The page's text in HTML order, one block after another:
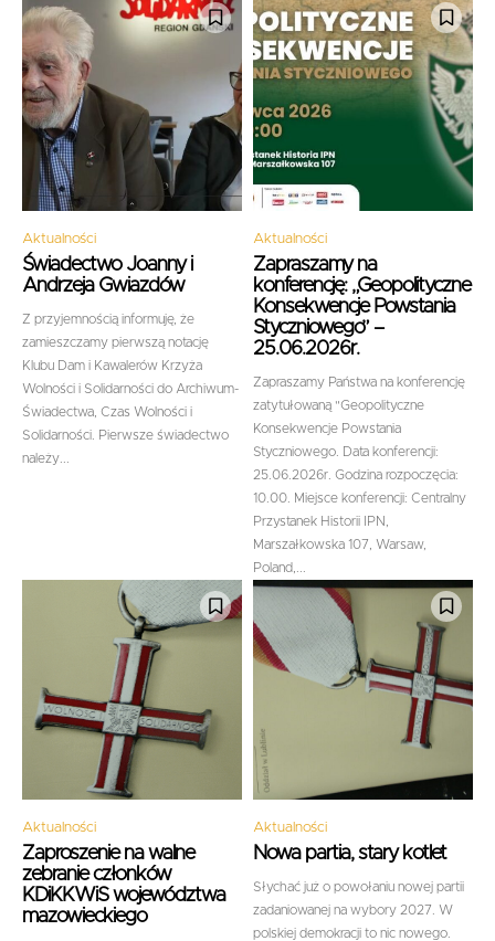
Aktualności
Świadectwo Joanny i
Andrzeja Gwiazdów
Z przyjemnością informuję, że
zamieszczamy pierwszą notację
Klubu Dam i Kawalerów Krzyża
Wolności i Solidarności do Archiwum-
Świadectwa, Czas Wolności i
Solidarności. Pierwsze świadectwo
należy...
Aktualności
Zapraszamy na
konferencję: „Geopolityczne
Konsekwencje Powstania
Styczniowego” –
25.06.2026r.
Zapraszamy Państwa na konferencję
zatytułowaną "Geopolityczne
Konsekwencje Powstania
Styczniowego. Data konferencji:
25.06.2026r. Godzina rozpoczęcia:
10.00. Miejsce konferencji: Centralny
Przystanek Historii IPN,
Marszałkowska 107, Warsaw,
Poland,...
Aktualności
Zaproszenie na walne
zebranie członków
KDiKKWiS województwa
mazowieckiego
Aktualności
Nowa partia, stary kotlet
Słychać już o powołaniu nowej partii
zadaniowanej na wybory 2027. W
polskiej demokracji to nic nowego.